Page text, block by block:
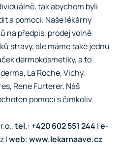
tak abychom byli
a pomoci. Naše lékárny
na předpis, prodej volně
stravy, ale máme také jednu
dermokosmetiky, a to
La Roche, Vichy,
Rene Furterer. Náš
pomoci s čímkoliv.
tel.: +420 602 551 244 I e-
Iweb:www.lekarnaave.cz